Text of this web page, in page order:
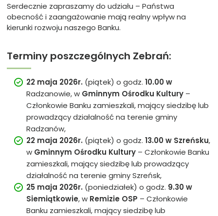
Serdecznie zapraszamy do udziału – Państwa
obecność i zaangażowanie mają realny wpływ na
kierunki rozwoju naszego Banku.
Terminy poszczególnych Zebrań:
22 maja 2026r. (piątek) o godz.10.00 w
Radzanowie, w Gminnym Ośrodku Kultury –
Członkowie Banku zamieszkali, mający siedzibę lub
prowadzący działalność na terenie gminy
Radzanów,
22 maja 2026r. (piątek) o godz.13.00 w Szreńsku,
w Gminnym Ośrodku Kultury – Członkowie Banku
zamieszkali, mający siedzibę lub prowadzący
działalność na terenie gminy Szreńsk,
25 maja 2026r. (poniedziałek) o godz. 9.30 w
Siemiątkowie, w Remizie OSP – Członkowie
Banku zamieszkali, mający siedzibę lub